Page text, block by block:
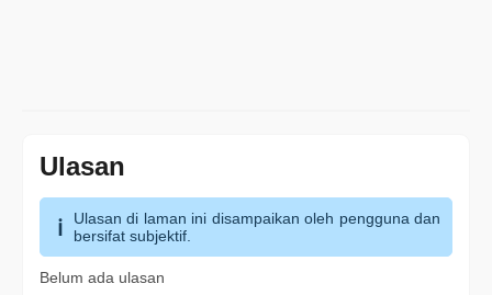
Ulasan
Ulasan di laman ini disampaikan oleh pengguna dan
bersifat subjektif.
Belum ada ulasan